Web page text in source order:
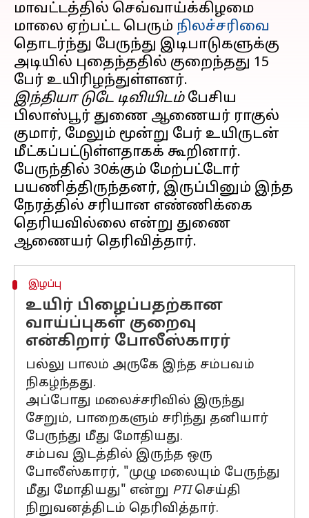
மாவட்டத்தில் செவ்வாய்க்கிழமை
மாலை ஏற்பட்ட பெரும் நிலச்சரிவை
தொடர்ந்து பேருந்து இடிபாடுகளுக்கு
அடியில் புதைந்ததில் குறைந்தது 15
இந்தியா டுடே டிவியிடம்பேசிய
பிலாஸ்பூர் துணை ஆணையர் ராகுல்
குமார், மேலும் மூன்று பேர் உயிருடன்
மீட்கப்பட்டுள்ளதாகக் கூறினார்.
பேருந்தில் 30க்கும் மேற்பட்டோர்
பயணித்திருந்தனர், இருப்பினும் இந்த
நேரத்தில் சரியான எண்ணிக்கை
தெரியவில்லை என்று துணை
இழப்பு
உயிர் பிழைப்பதற்கான
வாய்ப்புகள் குறைவு
என்கிறார் போலீஸ்காரர்
பல்லு பாலம் அருகே இந்த சம்பவம்
நிகழ்ந்தது.
அப்போது மலைச்சரிவில் இருந்து
சேறும், பாறைகளும் சரிந்து தனியார்
பேருந்து மீது மோதியது.
சம்பவ இடத்தில் இருந்த ஒரு
போலீஸ்காரர், "முழு மலையும் பேருந்து
மீது மோதியது" என்று PTIசெய்தி
நிறுவனத்திடம் தெரிவித்தார்.